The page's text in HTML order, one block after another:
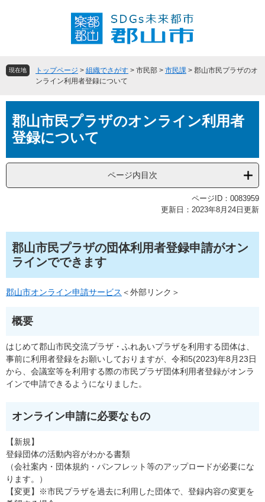
頭
飛現在地 トップページ > 組織でさがす > 市民部 > 市民課 > 郡山市民プラザのオ
ンライン利用者登録について
文郡山市民プラザのオンライン利用者
登録について
ページ内目次
ページID：0083959
更新日：2023年8月24日更新
郡山市民プラザの団体利用者登録申請がオン
ラインでできます
郡山市オンライン申請サービス ＜外部リンク＞
概要
はじめて郡山市民交流プラザ・ふれあいプラザを利用する団体は、
事前に利用者登録をお願いしておりますが、令和5(2023)年8月23日
から、会議室等を利用する際の市民プラザ団体利用者登録がオンラ
インで申請できるようになりました。
オンライン申請に必要なもの
【新規】
登録団体の活動内容がわかる書類
（会社案内・団体規約・パンフレット等のアップロードが必要にな
ります。）
【変更】※市民プラザを過去に利用した団体で、登録内容の変更を